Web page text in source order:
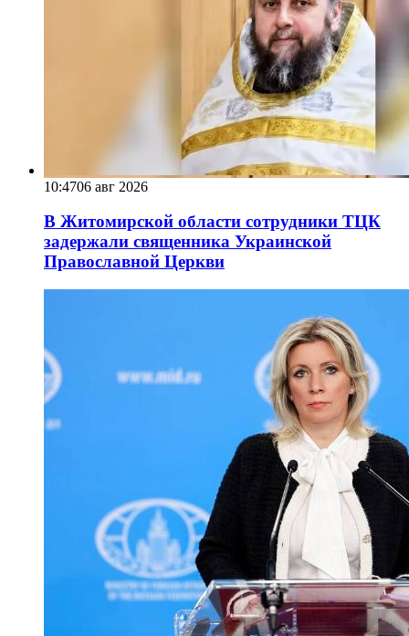
10:4706 авг 2026
В Житомирской области сотрудники ТЦК
задержали священника Украинской
Православной Церкви